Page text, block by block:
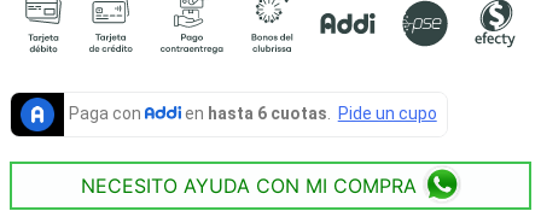
NECESITO AYUDA CON MI COMPRA